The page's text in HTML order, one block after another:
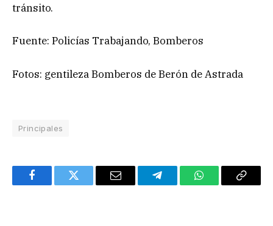
tránsito.
Fuente: Policías Trabajando, Bomberos
Fotos: gentileza Bomberos de Berón de Astrada
Principales
FacebookTwitter Email TelegramWhatsAppCopy